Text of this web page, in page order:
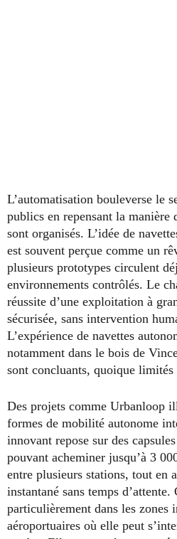
L’automatisation bouleverse le
publics en repensant la manière
sont organisés. L’idée de
est souvent perçue comme un
plusieurs prototypes circulent
environnements contrôlés. Le
réussite d’une exploitation à
sécurisée, sans intervention
L’expérience de navettes
notamment dans le bois de
sont concluants, quoique limités
Des projets comme Urbanloop
formes de mobilité autonome
innovant repose sur des
pouvant acheminer jusqu’à 3
entre plusieurs stations, tout en
instantané sans temps
particulièrement dans les zones
aéroportuaires où elle peut